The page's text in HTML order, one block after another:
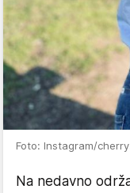
Foto: Instagram/
Na nedavno